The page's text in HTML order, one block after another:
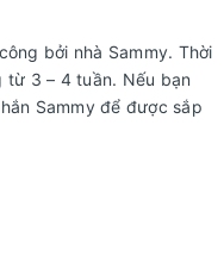
bởi nhà Sammy. Thời
từ 3 – 4 tuần. Nếu bạn
Sammy để được sắp